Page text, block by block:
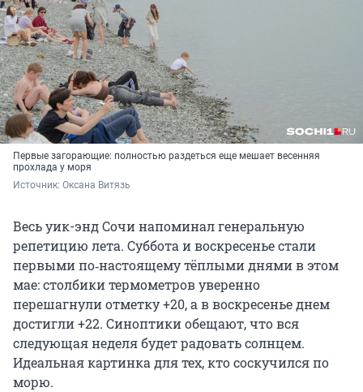
Первые загорающие: полностью раздеться еще мешает весенняя
прохлада у моря
Источник: Оксана Витязь
Весь уик-энд Сочи напоминал генеральную
репетицию лета. Суббота и воскресенье стали
первыми по‑настоящему тёплыми днями в этом
мае: столбики термометров уверенно
перешагнули отметку +20, а в воскресенье днем
достигли +22. Синоптики обещают, что вся
следующая неделя будет радовать солнцем.
Идеальная картинка для тех, кто соскучился по
морю.